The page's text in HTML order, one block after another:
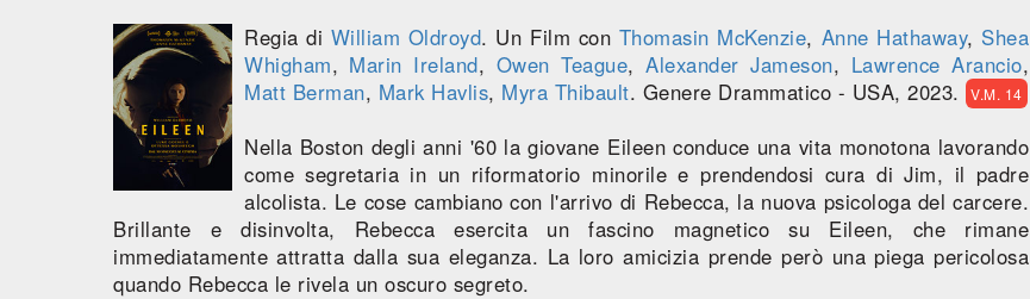
Regia di William Oldroyd. Un Film con Thomasin McKenzie, Anne Hathaway, Shea
Whigham, Marin Ireland, Owen Teague,Alexander Jameson, Lawrence Arancio,
Matt Berman, Mark Havlis, Myra Thibault. Genere Drammatico - USA, 2023. V.M. 14
Nella Boston degli anni '60 la giovane Eileen conduce una vita monotona lavorando
come segretaria in un riformatorio minorile e prendendosi cura di Jim, il padre
alcolista. Le cose cambiano con l'arrivo di Rebecca, la nuova psicologa del carcere.
Brillante e disinvolta, Rebecca esercita un fascino magnetico su Eileen, che rimane
immediatamente attratta dalla sua eleganza. La loro amicizia prende però una piega pericolosa
quando Rebecca le rivela un oscuro segreto.